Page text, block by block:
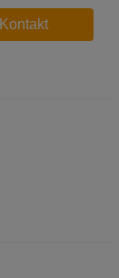
Kontakt